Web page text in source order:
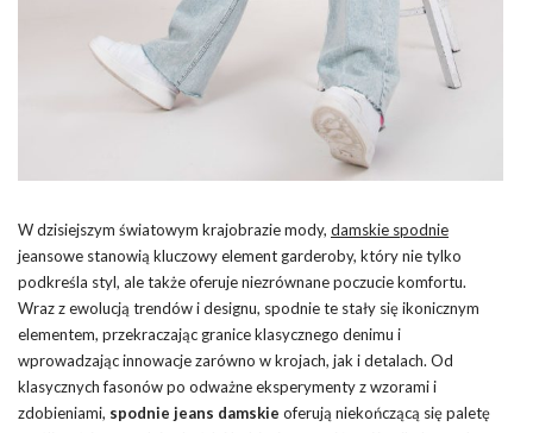
W dzisiejszym światowym krajobrazie mody, damskie spodnie
jeansowe stanowią kluczowy element garderoby, który nie tylko
podkreśla styl, ale także oferuje niezrównane poczucie komfortu.
Wraz z ewolucją trendów i designu, spodnie te stały się ikonicznym
elementem, przekraczając granice klasycznego denimu i
wprowadzając innowacje zarówno w krojach, jak i detalach. Od
klasycznych fasonów po odważne eksperymenty z wzorami i
zdobieniami, spodnie jeans damskie oferują niekończącą się paletę